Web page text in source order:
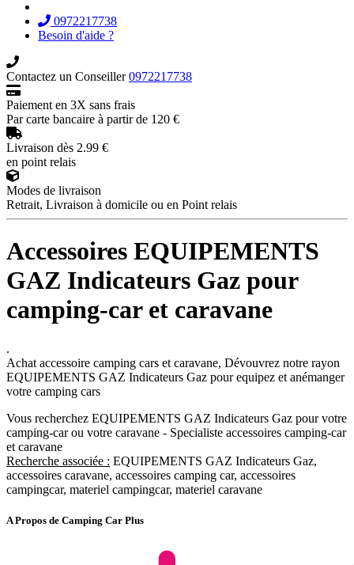
0972217738
Besoin d'aide ?
Contactez un Conseiller0972217738
Paiement en 3X sans frais
Par carte bancaire à partir de 120 €
Livraison dès 2.99 €
en point relais
Modes de livraison
Retrait, Livraison à domicile ou en Point relais
Accessoires EQUIPEMENTS
GAZ Indicateurs Gaz pour
camping-car et caravane
.
Achat accessoire camping cars et caravane, Dévouvrez notre rayon
EQUIPEMENTS GAZ Indicateurs Gaz pour equipez et anémanger
votre camping cars
Vous recherchez EQUIPEMENTS GAZ Indicateurs Gaz pour votre
camping-car ou votre caravane - Specialiste accessoires camping-car
et caravane
Recherche associée : EQUIPEMENTS GAZ Indicateurs Gaz,
accessoires caravane, accessoires camping car, accessoires
campingcar, materiel campingcar, materiel caravane
A Propos de Camping Car Plus